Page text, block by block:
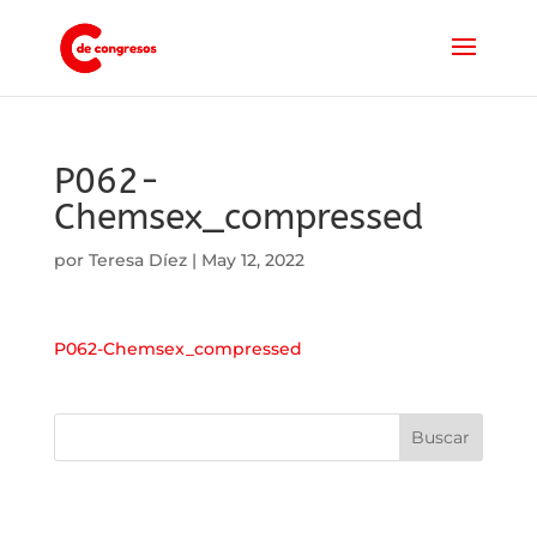
P062-
Chemsex_compressed
por Teresa Díez| May 12, 2022
P062-Chemsex_compressed